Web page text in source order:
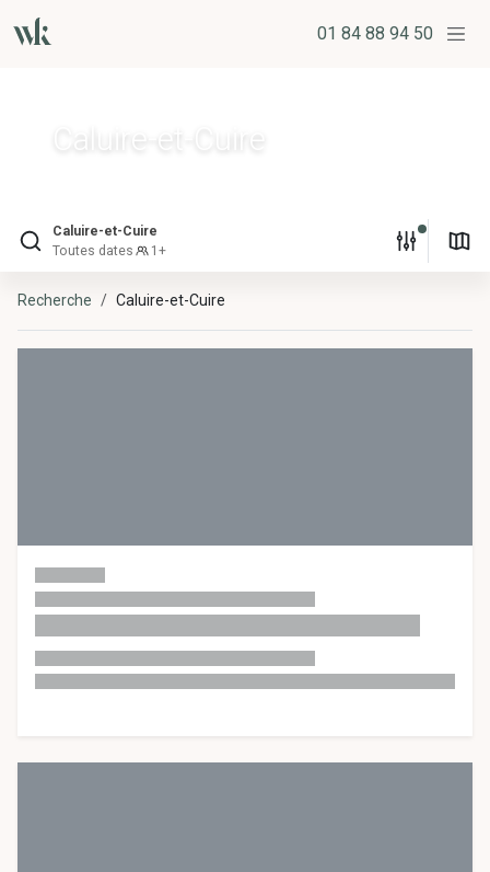
01 84 88 94 50
Caluire-et-Cuire
Caluire-et-Cuire
Toutes dates
1+
Recherche Caluire-et-Cuire